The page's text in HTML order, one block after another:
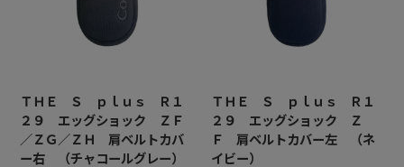
ＴＨＥ Ｓ ｐｌｕｓ Ｒ１
２９ エッグショック ＺＦ
／ＺＧ／ＺＨ 肩ベルトカバ
ー右 （チャコールグレー）
ＴＨＥ Ｓ ｐｌｕｓ Ｒ１
２９ エッグショック Ｚ
Ｆ 肩ベルトカバー左 （ネ
イビー）